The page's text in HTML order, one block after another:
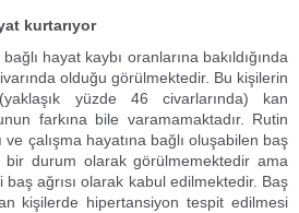
kurtarıyor
hayat kaybı oranlarına bakıldığında
olduğu görülmektedir. Bu kişilerin
yüzde 46 civarlarında) kan
farkına bile varamamaktadır. Rutin
ve çalışma hayatına bağlı oluşabilen baş
bir durum olarak görülmemektedir ama
ağrısı olarak kabul edilmektedir. Baş
kişilerde hipertansiyon tespit edilmesi